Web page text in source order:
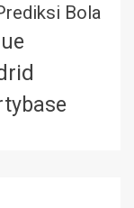
Bola